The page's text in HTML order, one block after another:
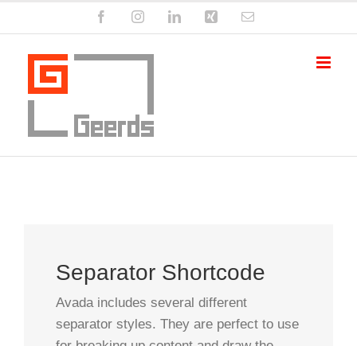
FacebookInstagramLinkedIn Xing
E-
Separator Shortcode
Avada includes several different
separator styles. They are perfect to use